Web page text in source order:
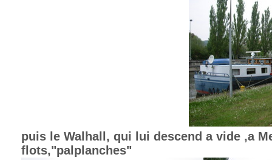
puis le Walhall, qui lui descend a vide ,a
flots,"palplanches"